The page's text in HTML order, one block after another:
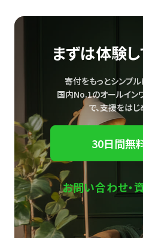
まずは体験し
寄付をもっとシンプル
国内No.1のオールイン
で、支援をはじ
30日間無
お問い合わせ・